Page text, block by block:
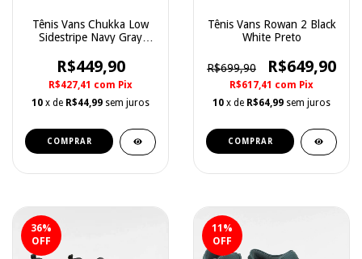
Tênis Vans Chukka Low
Sidestripe Navy Gray
R$449,90
R$427,41 com Pix
10 x de R$44,99 sem juros
COMPRAR
Tênis Vans Rowan 2 Black
White Preto
R$699,90 R$649,90
R$617,41 com Pix
10 x de R$64,99 sem juros
COMPRAR
36%
OFF
11 %
OFF